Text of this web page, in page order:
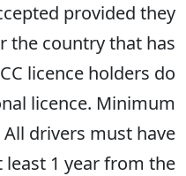
provided they
the country that has
licence holders do
licence. Minimum
drivers must have
1 year from the